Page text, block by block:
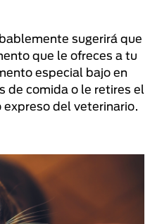
sugerirá que
que le ofreces a tu
especial bajo en
de comida o le retires el
del veterinario.